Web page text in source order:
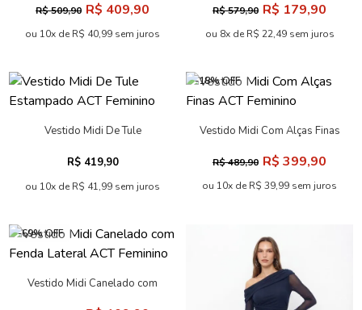
R$ 509,90 R$ 409,90
ou 10x de R$ 40,99 sem juros
R$ 579,90 R$ 179,90
ou 8x de R$ 22,49 sem juros
Vestido Midi De Tule
R$ 419,90
ou 10x de R$ 41,99 sem juros
-18% OFF
Vestido Midi Com Alças Finas
R$ 489,90 R$ 399,90
ou 10x de R$ 39,99 sem juros
-69% OFF
Vestido Midi Canelado com